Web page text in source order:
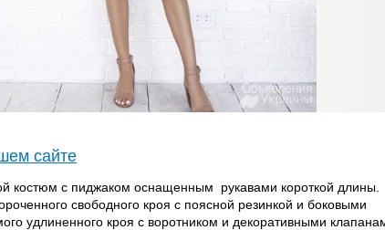
сайте
костюм с пиджаком оснащенным рукавами короткой длины.
свободного кроя с поясной резинкой и боковыми
удлиненного кроя с воротником и декоративными